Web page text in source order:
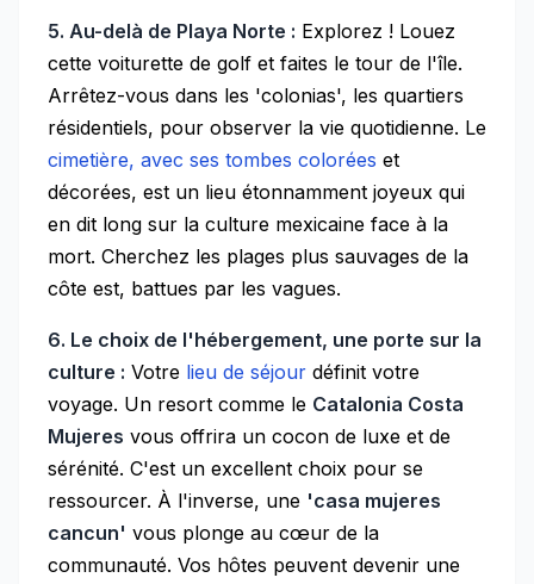
5. Au-delà de Playa Norte : Explorez ! Louez
cette voiturette de golf et faites le tour de l'île.
Arrêtez-vous dans les 'colonias', les quartiers
résidentiels, pour observer la vie quotidienne. Le
cimetière, avec ses tombes colorées et
décorées, est un lieu étonnamment joyeux qui
en dit long sur la culture mexicaine face à la
mort. Cherchez les plages plus sauvages de la
côte est, battues par les vagues.
6. Le choix de l'hébergement, une porte sur la
culture : Votre lieu de séjour définit votre
voyage. Un resort comme le Catalonia Costa
Mujeres vous offrira un cocon de luxe et de
sérénité. C'est un excellent choix pour se
ressourcer. À l'inverse, une 'casa mujeres
cancun' vous plonge au cœur de la
communauté. Vos hôtes peuvent devenir une